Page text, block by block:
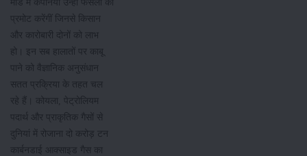
प्रमोट करेंगीं जिनसे किसान
और कारोबारी दोनों को लाभ
हो। इन सब हालातों पर काबू
पाने को वैज्ञानिक अनुसंधान
सतत प्रक्रिया के तहत चल
रहे हैं। कोयला, पेट्रोलियम
पदार्थ और प्राकृतिक गैसों से
दुनियां में रोजाना दो करोड़ टन
कार्बनडाई आक्साइड गैस का